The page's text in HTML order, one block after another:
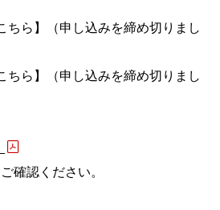
ら】（申し込みを締め切りまし
ら】（申し込みを締め切りまし
確認ください。